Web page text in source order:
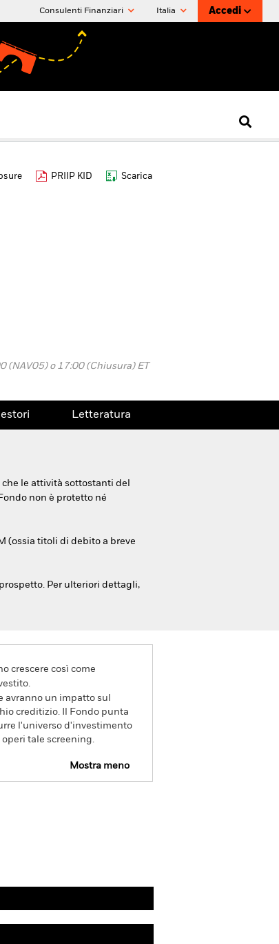
Consulenti Finanziari Italia Accedi
PRIIP KID Scarica
(NAV05) o 17:00 (Chiusura) ET
Letteratura
le attività sottostanti del
non è protetto né
(ossia titoli di debito a breve
Per ulteriori dettagli,
crescere così come
avranno un impatto sul
creditizio. Il Fondo punta
l'universo d'investimento
tale screening.
Mostra meno